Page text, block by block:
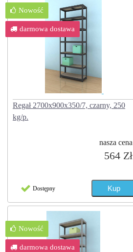
Regał 2700x900x350/7, czarny, 250
kg/p.
nasza cena
564 Zł
Dostępny
Nowość
darmowa dostawa
Nowość
darmowa dostawa